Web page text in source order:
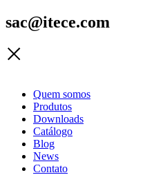
sac@itece.com
Quem somos
Produtos
Downloads
Catálogo
Blog
News
Contato